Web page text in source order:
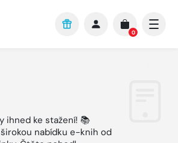
0
ihned ke stažení! 📚
nabídku e-knih od